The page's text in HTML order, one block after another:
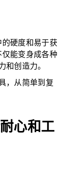
硬度和易于获
能变身成各种
创造力。
，从简单到复
心和工